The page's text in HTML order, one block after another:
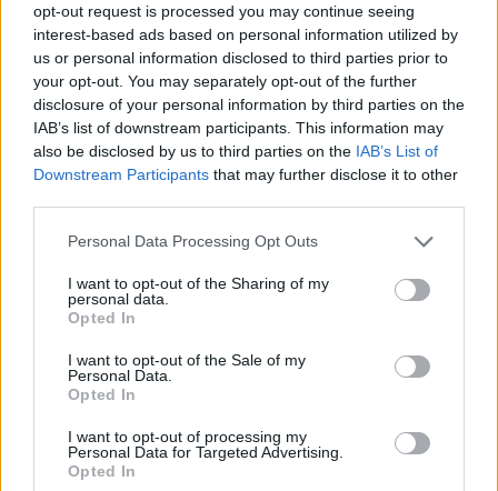
opt-out request is processed you may continue seeing
interest-based ads based on personal information utilized by
us or personal information disclosed to third parties prior to
your opt-out. You may separately opt-out of the further
disclosure of your personal information by third parties on the
IAB’s list of downstream participants. This information may
also be disclosed by us to third parties on the IAB’s List of
Downstream Participants that may further disclose it to other
Please note that this website/app uses one or more Google
not limited to your visit or usage behaviour. You may click to
grant or deny consent to Google and its third-party tags to
use your data for below specified purposes in below Google
consent section.
Personal Data Processing Opt Outs
I want to opt-out of the Sharing of my
personal data.
Opted In
I want to opt-out of the Sale of my
Personal Data.
Opted In
I want to opt-out of processing my
Personal Data for Targeted Advertising.
Opted In
Guía para evaluar RWA: custodios, oráculos, liquidez y riesgo
Marta Ruiz · 6 Ago 2026